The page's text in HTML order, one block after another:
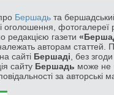
Бершадь та
оголошення, фотогалереї
редакцією газети
авторам статтей.
сайті Бершаді , без
сайту Бершадь може не
за авторські